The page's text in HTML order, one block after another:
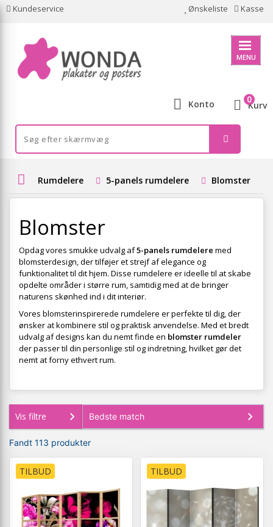
Kundeservice Ønskeliste Kasse
MENU
Konto Kurv
0
Rumdelere 5-panels rumdelere Blomster
Blomster
Opdag vores smukke udvalg af5-panels rumdelere med
blomsterdesign, der tilføjer et strejf af elegance og
funktionalitet til dit hjem. Disse rumdelere er ideelle til at skabe
opdelte områder i større rum, samtidig med at de bringer
naturens skønhed ind i dit interiør.
Vores blomsterinspirerede rumdelere er perfekte til dig, der
ønsker at kombinere stil og praktisk anvendelse. Med et bredt
udvalg af designs kan du nemt finde en blomster rumdeler
der passer til din personlige stil og indretning, hvilket gør det
nemt at forny ethvert rum.
Vis filtre
Fandt 113 produkter
TILBUD TILBUD